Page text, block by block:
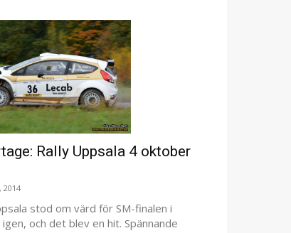
Rally Uppsala 4 oktober
2014
stod om värd för SM-finalen i
och det blev en hit. Spännande